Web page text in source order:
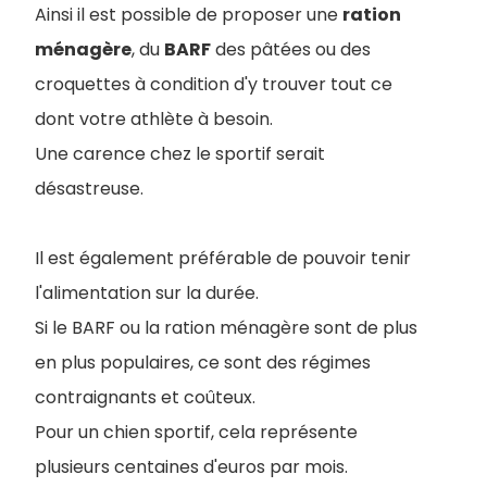
Ainsi il est possible de proposer une ration
ménagère, du BARFdes pâtées ou des
croquettes à condition d'y trouver tout ce
dont votre athlète à besoin.
Une carence chez le sportif serait
désastreuse.
Il est également préférable de pouvoir tenir
l'alimentation sur la durée.
Si le BARF ou la ration ménagère sont de plus
en plus populaires, ce sont des régimes
contraignants et coûteux.
Pour un chien sportif, cela représente
plusieurs centaines d'euros par mois.